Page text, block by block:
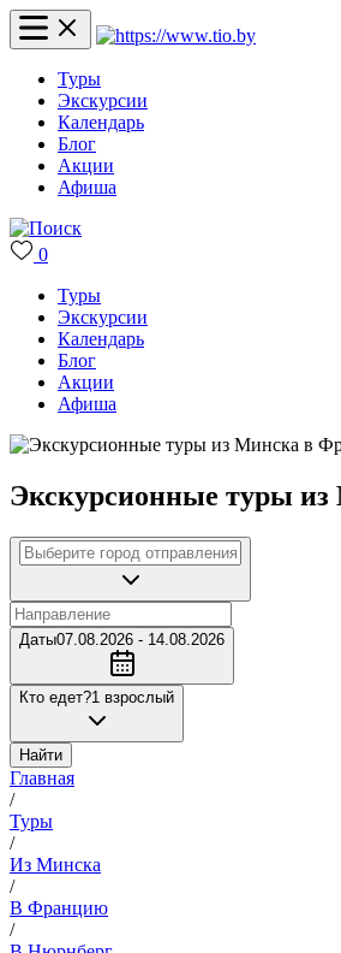
Туры
Экскурсии
Календарь
Блог
Акции
Афиша
0
Туры
Экскурсии
Календарь
Блог
Акции
Афиша
Экскурсионные туры
Даты07.08.2026 - 14.08.2026
Кто едет?1 взрослый
Найти
Главная
/
Туры
/
Из Минска
/
В Францию
/